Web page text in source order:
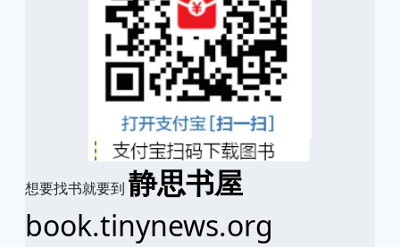
想要找书就要到 静思书屋
book.tinynews.org